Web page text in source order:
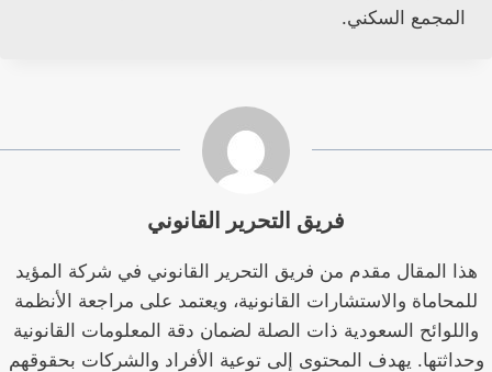
المجمع السكني.
فريق التحرير القانوني
هذا المقال مقدم من فريق التحرير القانوني في شركة المؤيد
للمحاماة والاستشارات القانونية، ويعتمد على مراجعة الأنظمة
واللوائح السعودية ذات الصلة لضمان دقة المعلومات القانونية
وحداثتها. يهدف المحتوى إلى توعية الأفراد والشركات بحقوقهم